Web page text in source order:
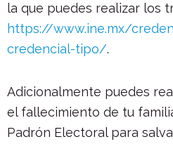
la que puedes realizar los
https://www.ine.mx/
credencial-tipo/.
Adicionalmente puedes
el fallecimiento de tu
Padrón Electoral para